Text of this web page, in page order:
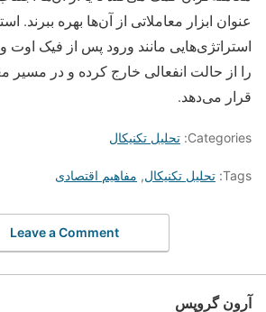
عنوان ابزار معاملاتی از آن‌ها بهره ببرند.
استراتژی‌هایی مانند ورود پس از فیک‌ اوت و
را از حالت انفعالی خارج کرده و در مسیر
قرار می‌دهد.
Categories: تحلیل تکنیکال
Tags: تحلیل تکنیکال, مفاهیم اقتصادی
Leave a Comment
آرون گروپس